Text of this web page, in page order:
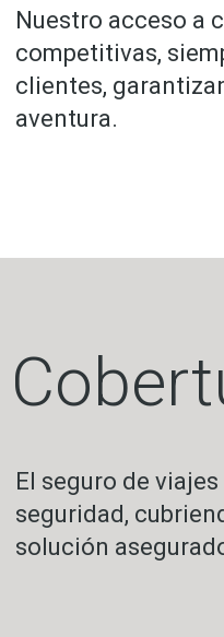
Nuestro acceso a
competitivas,
clientes,
aventura.
El seguro de
seguridad,
solución